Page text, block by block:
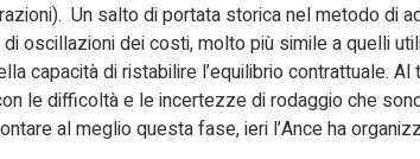
Un salto di portata storica nel metodo di
oscillazioni dei costi, molto più simile a quelli
capacità di ristabilire l’equilibrio contrattuale.
le difficoltà e le incertezze di rodaggio che
al meglio questa fase, ieri l’Ance ha